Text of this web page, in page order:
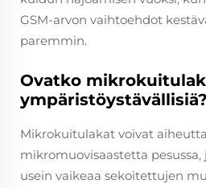
GSM-arvon vaihtoehdot
paremmin.
Ovatko
ympäristöystävällisiä?
Mikrokuitulakat voivat
mikromuovisaastetta
usein vaikeaa sekoitettujen